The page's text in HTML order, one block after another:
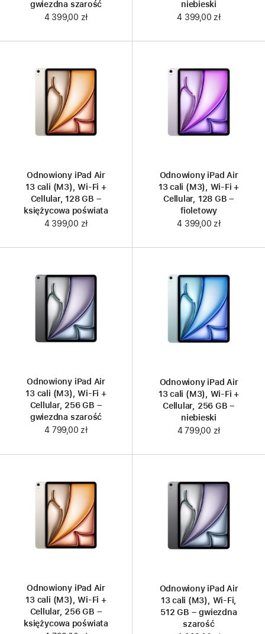
gwiezdna szarość
4 399,00 zł
niebieski
4 399,00 zł
Odnowiony iPad Air
13 cali (M3), Wi‑Fi +
Cellular, 128 GB –
księżycowa poświata
4 399,00 zł
Odnowiony iPad Air
13 cali (M3), Wi‑Fi +
Cellular, 128 GB –
fioletowy
4 399,00 zł
Odnowiony iPad Air
13 cali (M3), Wi‑Fi +
Cellular, 256 GB –
gwiezdna szarość
4 799,00 zł
Odnowiony iPad Air
13 cali (M3), Wi‑Fi +
Cellular, 256 GB –
niebieski
4 799,00 zł
Odnowiony iPad Air
13 cali (M3), Wi‑Fi +
Cellular, 256 GB –
księżycowa poświata
Odnowiony iPad Air
13 cali (M3), Wi-Fi,
512 GB – gwiezdna
szarość